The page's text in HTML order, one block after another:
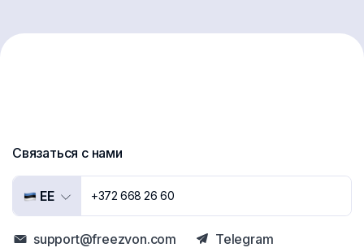
Связаться с нами
EE +372 668 26 60
support@freezvon.com
Telegram